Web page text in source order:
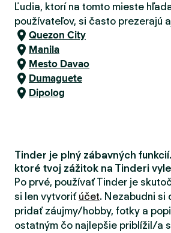
Ľudia, ktorí na tomto mieste
používateľov, si často prezerajú
Quezon City
Manila
Mesto Davao
Dumaguete
Dipolog
Tinder je plný zábavných
ktoré tvoj zážitok na Tinderi
Po prvé, používať Tinder je
si len vytvoriť účet. Nezabudni si
pridať záujmy/hobby, fotky a
ostatným čo najlepšie priblížil/a